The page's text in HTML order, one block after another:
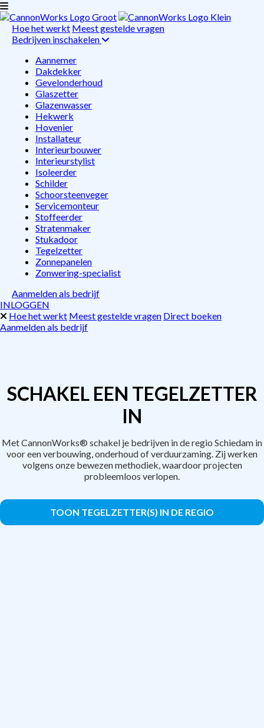
Hoe het werkt Meest gestelde vragen
Bedrijven inschakelen
Aannemer
Dakdekker
Gevelonderhoud
Glaszetter
Glazenwasser
Hekwerk
Hovenier
Installateur
Interieurbouwer
Interieurstylist
Isoleerder
Schilder
Schoorsteenveger
Servicemonteur
Stoffeerder
Stratenmaker
Stukadoor
Tegelzetter
Zonnepanelen
Zonwering-specialist
Aanmelden als bedrijf
INLOGGEN
Hoe het werkt Meest gestelde vragen Direct boeken
Aanmelden als bedrijf
SCHAKEL EEN TEGELZETTER
IN
Met CannonWorks® schakel je bedrijven in de regio Schiedam in
voor een verbouwing, onderhoud of verduurzaming. Zij werken
volgens onze bewezen methodiek, waardoor projecten
probleemloos verlopen.
TOON TEGELZETTER(S) IN DE REGIO